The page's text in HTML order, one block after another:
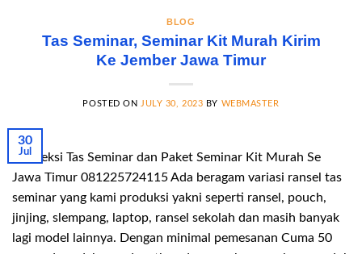
BLOG
Tas Seminar, Seminar Kit Murah Kirim
Ke Jember Jawa Timur
POSTED ON JULY 30, 2023 BY WEBMASTER
30
Jul
Konveksi Tas Seminar dan Paket Seminar Kit Murah Se
Jawa Timur 081225724115 Ada beragam variasi ransel tas
seminar yang kami produksi yakni seperti ransel, pouch,
jinjing, slempang, laptop, ransel sekolah dan masih banyak
lagi model lainnya. Dengan minimal pemesanan Cuma 50